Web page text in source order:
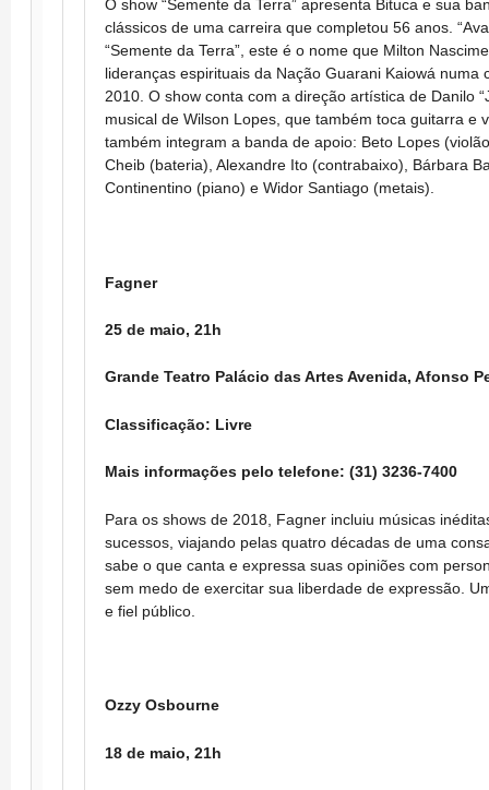
O show “Semente da Terra” apresenta Bituca e sua
clássicos de uma carreira que completou 56 anos.
“Semente da Terra”, este é o nome que Milton
lideranças espirituais da Nação Guarani Kaiowá numa
2010. O show conta com a direção artística de Danilo
musical de Wilson Lopes, que também toca guitarra e
também integram a banda de apoio: Beto Lopes
Cheib (bateria), Alexandre Ito (contrabaixo), Bárbara
Continentino (piano) e Widor Santiago (metais).
Fagner
25 de maio, 21h
Grande Teatro Palácio das Artes Avenida, Afonso
Classificação: Livre
Mais informações pelo telefone: (31) 3236-7400
Para os shows de 2018, Fagner incluiu músicas
sucessos, viajando pelas quatro décadas de uma
sabe o que canta e expressa suas opiniões com
sem medo de exercitar sua liberdade de expressão.
e fiel público.
Ozzy Osbourne
18 de maio, 21h